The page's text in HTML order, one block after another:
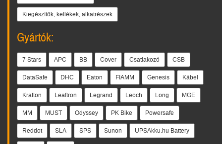
Kiegészítők, kellékek, alkatrészek
Gyártók:
7 Stars APC BB Cover Csatlakozó CSB
DataSafe DHC Eaton FIAMM Genesis Kábel
Krafton Leaftron Legrand Leoch Long MGE
MM MUST Odyssey PK Bike Powersafe
Reddot SLA SPS Sunon UPSAkku.hu Battery